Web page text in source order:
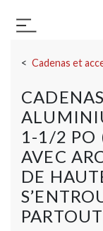
Basculer la
Cadenas et
1-1/2 PO
AVEC
DE
PARTOUT